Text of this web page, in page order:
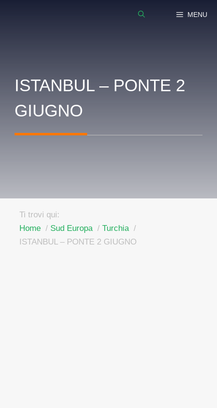
MENU
ISTANBUL – PONTE 2
GIUGNO
Ti trovi qui:
Home
Sud Europa
Turchia
ISTANBUL – PONTE 2 GIUGNO